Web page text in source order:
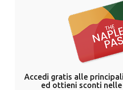
Accedi gratis alle
ed ottieni sconti